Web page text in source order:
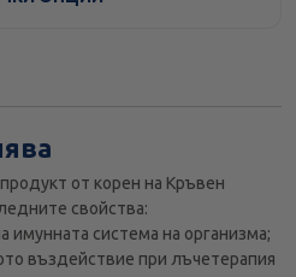
от корен на Кръвен
свойства:
имунната система на организма;
въздействие при лъчетерапия